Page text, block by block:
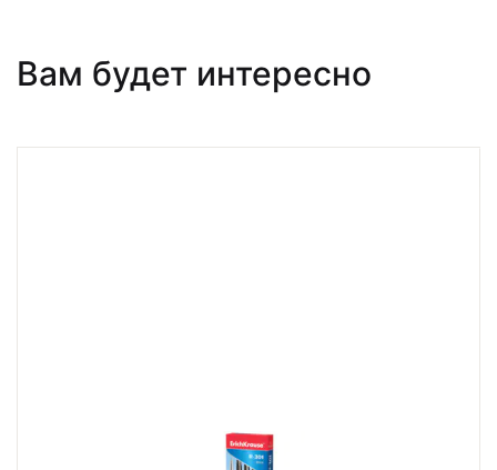
Вам будет интересно